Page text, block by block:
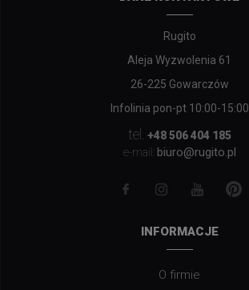
Rugito
Aleja Wyzwolenia 61
26-225 Gowarczów
Infolinia pon-pt 10:00-15:00
tel. +48 506 404 185
e-mail: biuro@rugito.pl
INFORMACJE
O firmie